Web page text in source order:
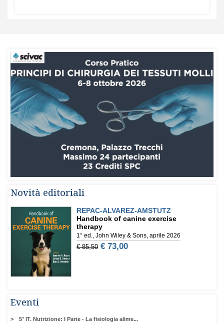
Novità editoriali
Eventi